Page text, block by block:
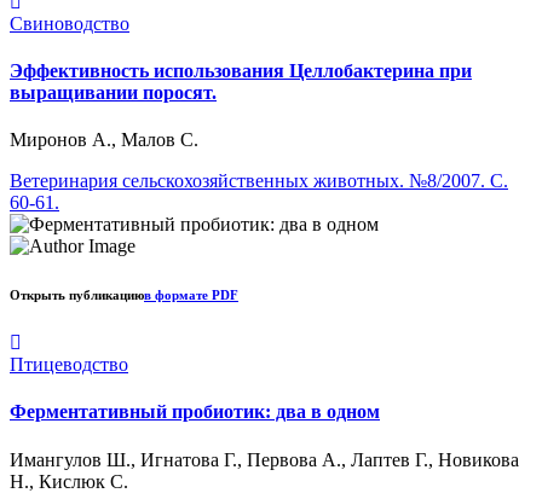
Свиноводство
Эффективность использования Целлобактерина при
выращивании поросят.
Миронов А., Малов С.
Ветеринария сельскохозяйственных животных. №8/2007. С.
60-61.
Открыть публикациюв формате PDF
Птицеводство
Ферментативный пробиотик: два в одном
Имангулов Ш., Игнатова Г., Первова А., Лаптев Г., Новикова
Н., Кислюк С.